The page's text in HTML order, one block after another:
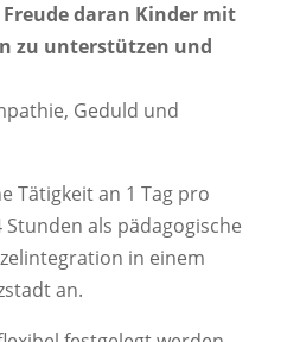
daran Kinder mit
zu unterstützen und
Geduld und
Tätigkeit an 1 Tag pro
als pädagogische
in einem
an.